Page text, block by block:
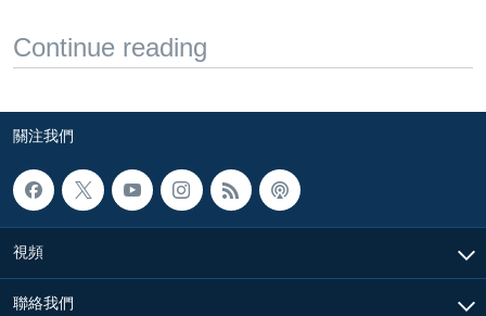
Continue reading
關注我們
視頻
聯絡我們